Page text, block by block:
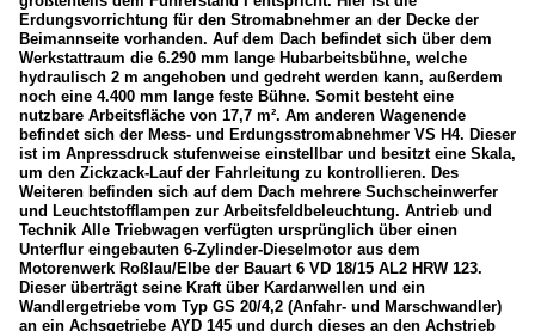
Erdungsvorrichtung für den Stromabnehmer an der Decke der
Beimannseite vorhanden. Auf dem Dach befindet sich über dem
Werkstattraum die 6.290 mm lange Hubarbeitsbühne, welche
hydraulisch 2 m angehoben und gedreht werden kann, außerdem
noch eine 4.400 mm lange feste Bühne. Somit besteht eine
nutzbare Arbeitsfläche von 17,7 m². Am anderen Wagenende
befindet sich der Mess- und Erdungsstromabnehmer VS H4. Dieser
ist im Anpressdruck stufenweise einstellbar und besitzt eine Skala,
um den Zickzack-Lauf der Fahrleitung zu kontrollieren. Des
Weiteren befinden sich auf dem Dach mehrere Suchscheinwerfer
und Leuchtstofflampen zur Arbeitsfeldbeleuchtung. Antrieb und
Technik Alle Triebwagen verfügten ursprünglich über einen
Unterflur eingebauten 6-Zylinder-Dieselmotor aus dem
Motorenwerk Roßlau/Elbe der Bauart 6 VD 18/15 AL2 HRW 123.
Dieser überträgt seine Kraft über Kardanwellen und ein
Wandlergetriebe vom Typ GS 20/4,2 (Anfahr- und Marschwandler)
an ein Achsgetriebe AYD 145 und durch dieses an den Achstrieb